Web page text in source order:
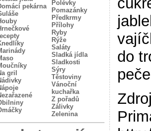
pekárna
gril
Polévky
Pomazánky
Předkrmy
Přílohy
Ryby
Rýže
Saláty
Sladká jídla
Sladkosti
Sýry
Těstoviny
Vánoční
kuchařka
Z pořadů
Zálivky
Zelenina
do